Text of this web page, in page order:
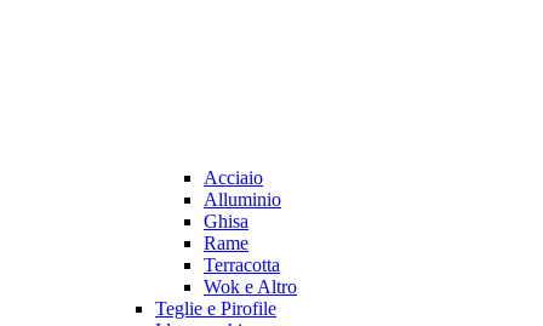
Acciaio
Alluminio
Ghisa
Rame
Terracotta
Wok e Altro
Teglie e Pirofile